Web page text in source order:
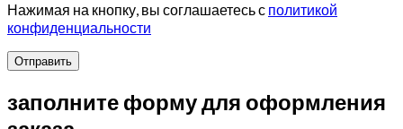
Нажимая на кнопку, вы соглашаетесь с политикой
конфиденциальности
Отправить
заполните форму для оформления